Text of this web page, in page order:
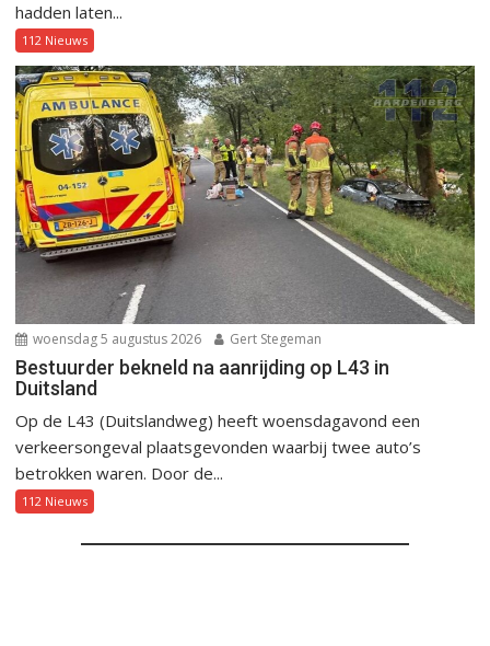
hadden laten...
112 Nieuws
woensdag 5 augustus 2026 Gert Stegeman
Bestuurder bekneld na aanrijding op L43 in
Duitsland
Op de L43 (Duitslandweg) heeft woensdagavond een
verkeersongeval plaatsgevonden waarbij twee auto’s
betrokken waren. Door de...
112 Nieuws